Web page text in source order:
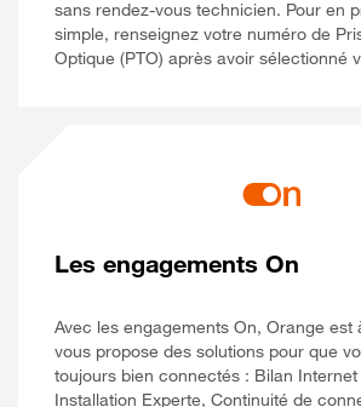
sans rendez-vous technicien. Pour en
simple, renseignez votre numéro de
Optique (PTO) après avoir sélectionné
Les engagements On
Avec les engagements On, Orange est
vous propose des solutions pour que
toujours bien connectés : Bilan Internet
Installation Experte, Continuité de